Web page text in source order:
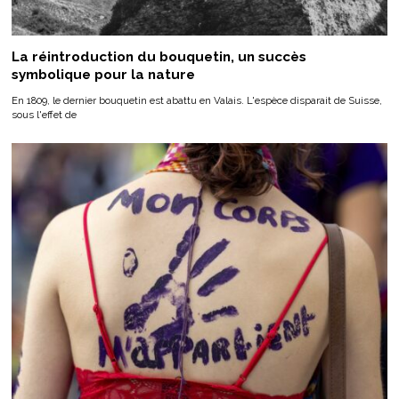
La réintroduction du bouquetin, un succès
symbolique pour la nature
En 1809, le dernier bouquetin est abattu en Valais. L'espèce disparait de Suisse,
sous l'effet de